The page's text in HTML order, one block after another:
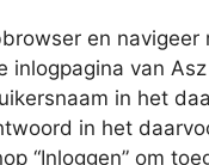
en
inlogpagina van
in het
in het
“Inloggen” om